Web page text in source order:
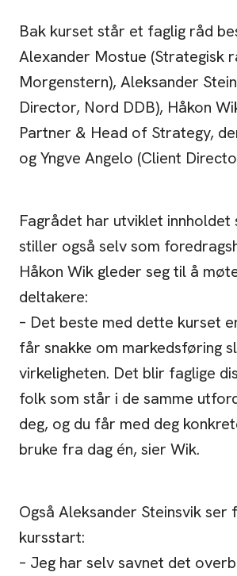
Bak kurset står et faglig råd
Alexander Mostue (Strategisk
Morgenstern), Aleksander
Director, Nord DDB), Håkon
Partner & Head of Strategy,
og Yngve Angelo (Client
Fagrådet har utviklet innholdet
stiller også selv som
Håkon Wik gleder seg til å
deltakere:
– Det beste med dette kurset
får snakke om markedsføring
virkeligheten. Det blir faglige
folk som står i de samme
deg, og du får med deg
bruke fra dag én, sier Wik.
Også Aleksander Steinsvik ser
kursstart:
– Jeg har selv savnet det